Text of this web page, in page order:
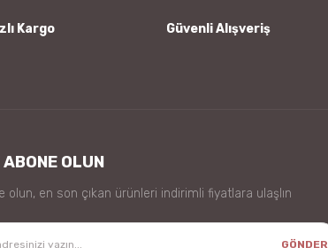
Kargo Güvenli Alışveriş
OLUN
olun, en son çıkan ürünleri indirimli fiyatlara ulaşlın
GÖNDER